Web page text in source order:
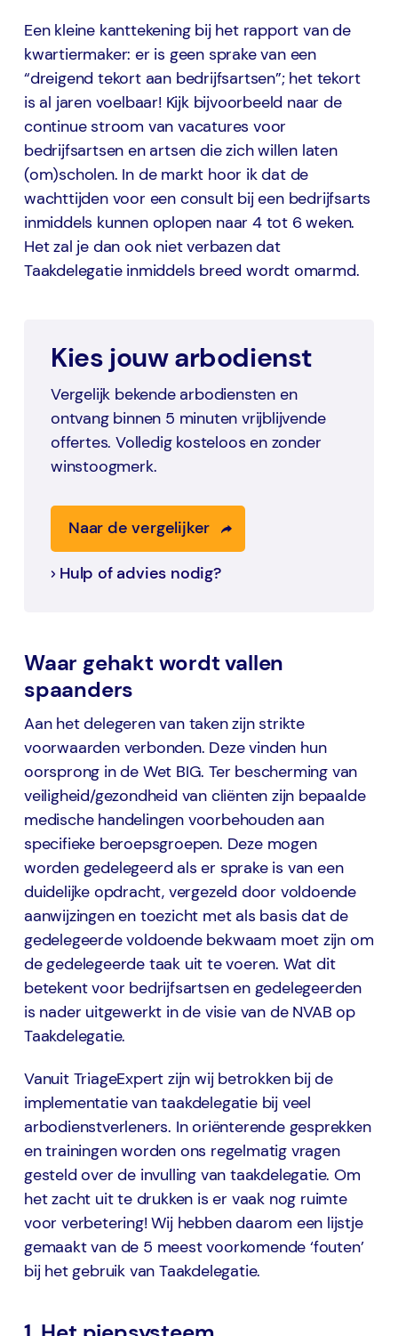
Een kleine kanttekening bij het rapport van de
kwartiermaker: er is geen sprake van een
“dreigend tekort aan bedrijfsartsen”; het tekort
is al jaren voelbaar! Kijk bijvoorbeeld naar de
continue stroom van vacatures voor
bedrijfsartsen en artsen die zich willen laten
(om)scholen. In de markt hoor ik dat de
wachttijden voor een consult bij een bedrijfsarts
inmiddels kunnen oplopen naar 4 tot 6 weken.
Het zal je dan ook niet verbazen dat
Taakdelegatie inmiddels breed wordt omarmd.
Kies jouw arbodienst
Vergelijk bekende arbodiensten en
ontvang binnen 5 minuten vrijblijvende
offertes. Volledig kosteloos en zonder
winstoogmerk.
Naar de vergelijker
Hulp of advies nodig?
Waar gehakt wordt vallen
spaanders
Aan het delegeren van taken zijn strikte
voorwaarden verbonden. Deze vinden hun
oorsprong in de Wet BIG. Ter bescherming van
veiligheid/gezondheid van cliënten zijn bepaalde
medische handelingen voorbehouden aan
specifieke beroepsgroepen. Deze mogen
worden gedelegeerd als er sprake is van een
duidelijke opdracht, vergezeld door voldoende
aanwijzingen en toezicht met als basis dat de
gedelegeerde voldoende bekwaam moet zijn om
de gedelegeerde taak uit te voeren. Wat dit
betekent voor bedrijfsartsen en gedelegeerden
is nader uitgewerkt in de visie van de NVAB op
Taakdelegatie.
Vanuit TriageExpert zijn wij betrokken bij de
implementatie van taakdelegatie bij veel
arbodienstverleners. In oriënterende gesprekken
en trainingen worden ons regelmatig vragen
gesteld over de invulling van taakdelegatie. Om
het zacht uit te drukken is er vaak nog ruimte
voor verbetering! Wij hebben daarom een lijstje
gemaakt van de 5 meest voorkomende ‘fouten’
bij het gebruik van Taakdelegatie.